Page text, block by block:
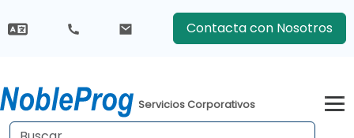
Contacta con Nosotros
Servicios Corporativos